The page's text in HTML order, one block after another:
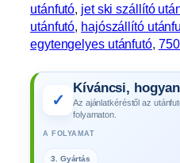
utánfutó jet ski szállító
utánfutó hajószállító
egytengelyes utánfutó,
✓
Kíváncsi,
Az ajánlatkéréstől az
folyamaton.
A FOLYAMAT
3. Gyártás